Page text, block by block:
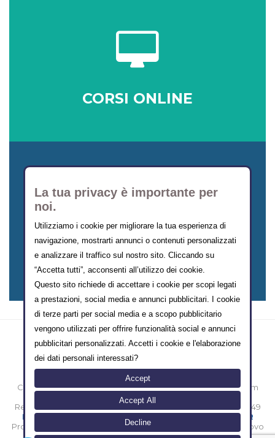
CORSI ONLINE
COMMUNITY
La tua privacy è importante per
noi.
Utilizziamo i cookie per migliorare la tua esperienza di
navigazione, mostrarti annunci o contenuti personalizzati
e analizzare il traffico sul nostro sito. Cliccando su
“Accetta tutti”, acconsenti all’utilizzo dei cookie.
Questo sito richiede di accettare i cookie per scopi legati
a prestazioni, social media e annunci pubblicitari. I cookie
di terze parti per social media e a scopo pubblicitario
vengono utilizzati per offrire funzionalità social e annunci
pubblicitari personalizzati. Accetti i cookie e l'elaborazione
dei dati personali interessati?
Accept
Accept All
Decline
Copyright © 2000-2014 eMarketing FormazioneTurismo.com
Sede legale: Vico II Alferio N° 3 - 86170 Isernia [IT]
Registro Imprese Isernia N° IS-39431 / Partita iva 00874800949
Privacy Policy Policy GDPR
Progettato e realizzato con amore e sacrifici da - nuovo